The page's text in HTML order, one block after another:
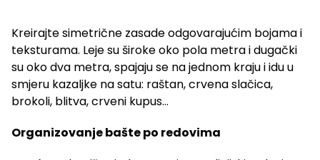
Kreirajte simetrične zasade odgovarajućim bojama i
teksturama. Leje su široke oko pola metra i dugački
su oko dva metra, spajaju se na jednom kraju i idu u
smjeru kazaljke na satu: raštan, crvena slačica,
brokoli, blitva, crveni kupus…
Organizovanje bašte po redovima